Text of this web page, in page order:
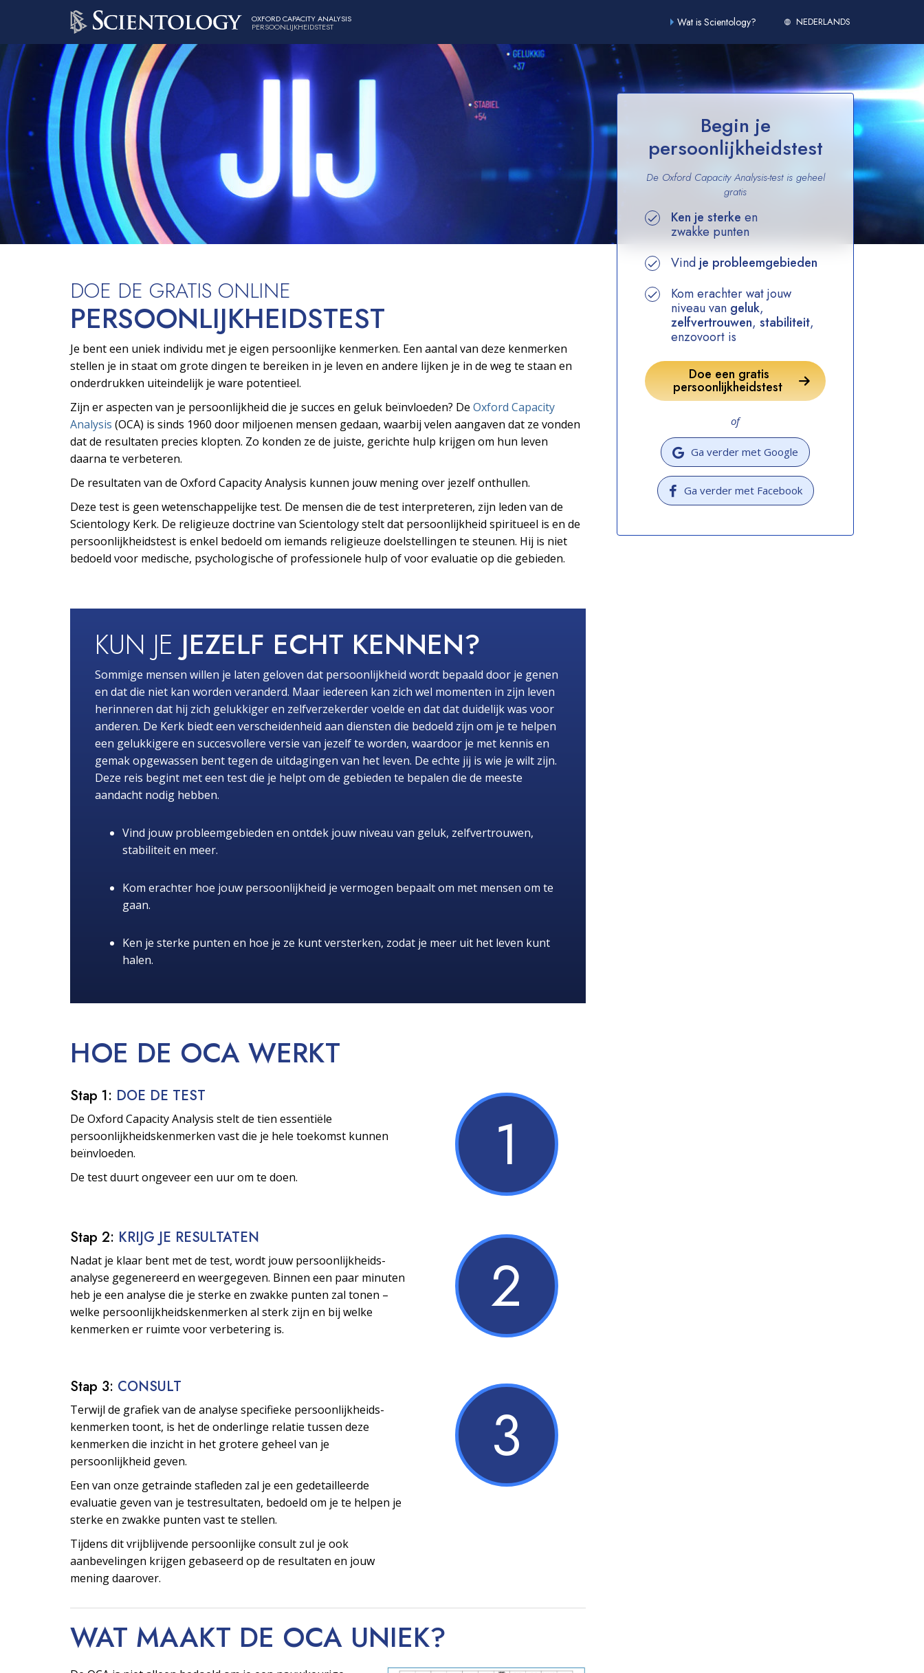
OXFORD CAPACITY ANALYSIS
PERSOONLIJKHEIDSTEST Wat is Scientology? NEDERLANDS
Begin je
persoonlijkheidstest
De Oxford Capacity Analysis-test is geheel
gratis
Ken je sterke en
zwakke punten
Vindje probleemgebieden
Kom erachter wat jouw
niveau van geluk,
zelfvertrouwen, stabiliteit,
enzovoort is
Doe een gratis
persoonlijkheidstest
of
Ga verder met Google
Ga verder met Facebook
DOE DE GRATIS ONLINE
PERSOONLIJKHEIDS­TEST
Je bent een uniek individu met je eigen persoonlijke kenmerken. Een aantal van deze kenmerken
stellen je in staat om grote dingen te bereiken in je leven en andere lijken je in de weg te staan en
onderdrukken uiteindelijk je ware potentieel.
Zijn er aspecten van je persoonlijkheid die je succes en geluk beïnvloeden? De Oxford Capacity
Analysis (OCA) is sinds 1960 door miljoenen mensen gedaan, waarbij velen aangaven dat ze vonden
dat de resultaten precies klopten. Zo konden ze de juiste, gerichte hulp krijgen om hun leven
daarna te verbeteren.
De resultaten van de Oxford Capacity Analysis kunnen jouw mening over jezelf onthullen.
Deze test is geen wetenschappelijke test. De mensen die de test interpreteren, zijn leden van de
Scientology Kerk. De religieuze doctrine van Scientology stelt dat persoonlijkheid spiritueel is en de
persoonlijkheidstest is enkel bedoeld om iemands religieuze doelstellingen te steunen. Hij is niet
bedoeld voor medische, psychologische of professionele hulp of voor evaluatie op die gebieden.
KUN JE JEZELF ECHT KENNEN?
Sommige mensen willen je laten geloven dat persoonlijkheid wordt bepaald door je genen
en dat die niet kan worden veranderd. Maar iedereen kan zich wel momenten in zijn leven
herinneren dat hij zich gelukkiger en zelfverzekerder voelde en dat dat duidelijk was voor
anderen. De Kerk biedt een verscheidenheid aan diensten die bedoeld zijn om je te helpen
een gelukkigere en succesvollere versie van jezelf te worden, waardoor je met kennis en
gemak opgewassen bent tegen de uitdagingen van het leven. De echte jij is wie je wilt zijn.
Deze reis begint met een test die je helpt om de gebieden te bepalen die de meeste
aandacht nodig hebben.
Vind jouw probleemgebieden en ontdek jouw niveau van geluk, zelfvertrouwen,
stabiliteit en meer.
Kom erachter hoe jouw persoonlijkheid je vermogen bepaalt om met mensen om te
gaan.
Ken je sterke punten en hoe je ze kunt versterken, zodat je meer uit het leven kunt
halen.
HOE DE OCA WERKT
Stap 1: DOE DE TEST
De Oxford Capacity Analysis stelt de tien essentiële
persoonlijkheids­kenmerken vast die je hele toekomst kunnen
beïnvloeden.
De test duurt ongeveer een uur om te doen.
1
Stap 2: KRIJG JE RESULTATEN
Nadat je klaar bent met de test, wordt jouw persoonlijkheids­
analyse gegenereerd en weergegeven. Binnen een paar minuten
heb je een analyse die je sterke en zwakke punten zal tonen –
welke persoonlijkheids­kenmerken al sterk zijn en bij welke
kenmerken er ruimte voor verbetering is.
2
Stap 3: CONSULT
Terwijl de grafiek van de analyse specifieke persoonlijkheids­
kenmerken toont, is het de onderlinge relatie tussen deze
kenmerken die inzicht in het grotere geheel van je
persoonlijkheid geven.
Een van onze getrainde stafleden zal je een gedetailleerde
evaluatie geven van je testresultaten, bedoeld om je te helpen je
sterke en zwakke punten vast te stellen.
Tijdens dit vrijblijvende persoonlijke consult zul je ook
aanbevelingen krijgen gebaseerd op de resultaten en jouw
mening daarover.
3
WAT MAAKT DE OCA UNIEK?